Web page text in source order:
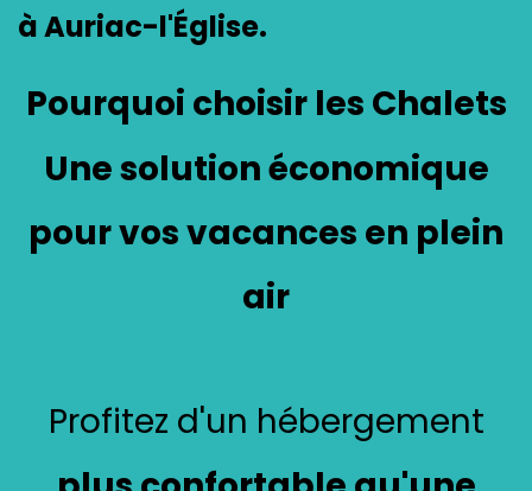
à Auriac-l'Église.
Pourquoi choisir les Chalets
Une solution économique
pour vos vacances en plein
air
Profitez d'un hébergement